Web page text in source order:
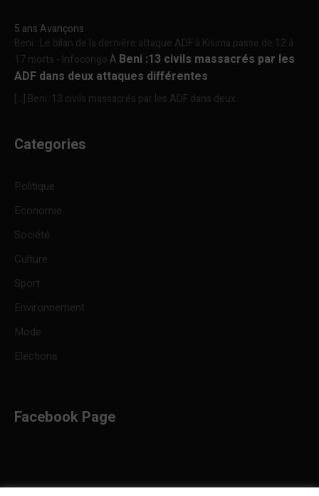
5 ans Avançons
Beni : Le bilan de la dernière attaque ADF à Kisima passe de 12 à
17 morts - InfocongoÀ Beni :13 civils massacrés par les
ADF dans deux attaques différentes
[…] Beni :13 civils massacrés par les ADF dans deux...
Categories
Politique
Economie
Société
Culture
Sport
Environnement
Mode
Elections
Facebook Page